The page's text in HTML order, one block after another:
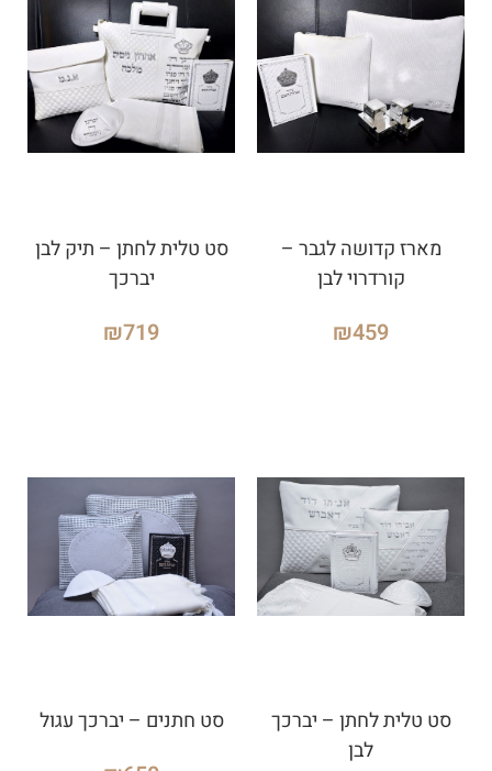
מארז קדושה לגבר –
קורדרוי לבן
₪459
סט טלית לחתן – תיק לבן
יברכך
₪719
סט טלית לחתן – יברכך
לבן
סט חתנים – יברכך עגול